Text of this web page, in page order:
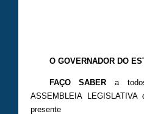
O GOVERNADOR DO
FAÇO SABERa
ASSEMBLEIA
presente